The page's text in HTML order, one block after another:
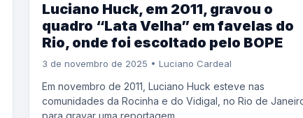
Luciano Huck, em 2011, gravou o
quadro “Lata Velha” em favelas do
Rio, onde foi escoltado pelo BOPE
3 de novembro de 2025 • Luciano Cardeal
Em novembro de 2011, Luciano Huck esteve nas
comunidades da Rocinha e do Vidigal, no Rio de